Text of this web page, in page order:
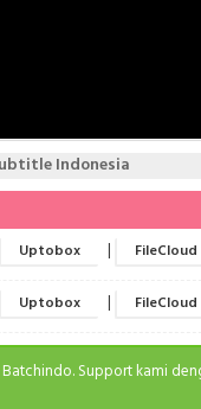
Indonesia
Uptobox | FileCloud
Uptobox | FileCloud
Support kami